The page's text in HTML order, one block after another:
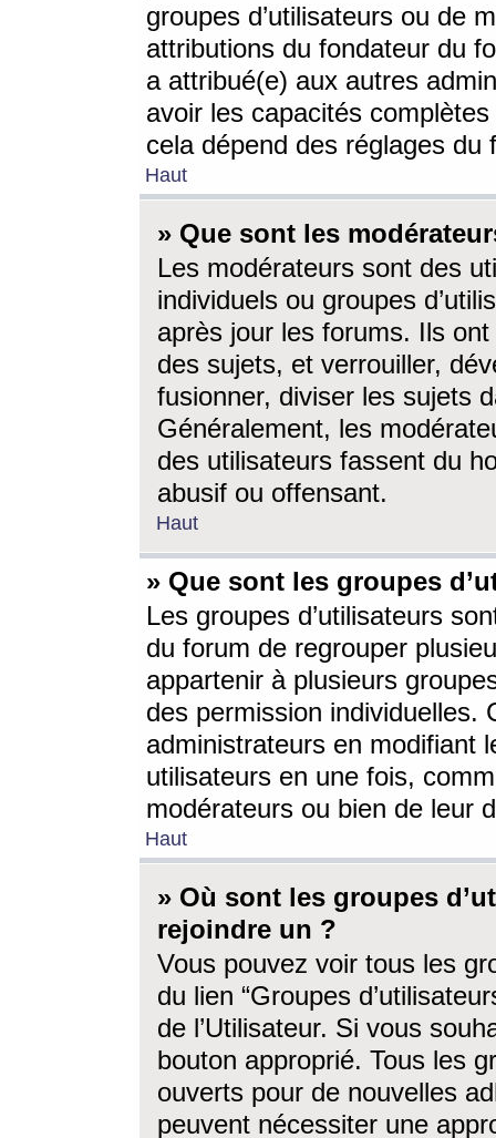
groupes d’utilisateurs ou de
attributions du fondateur du
a attribué(e) aux autres
avoir les capacités
cela dépend des réglages du
Haut
» Que sont les
Les modérateurs sont des
individuels ou groupes
après jour les forums. Ils ont
des sujets, et verrouiller,
fusionner, diviser les sujets
Généralement, les
des utilisateurs fassent du
abusif ou offensant.
Haut
» Que sont les groupes
Les groupes d’utilisateurs
du forum de regrouper
appartenir à plusieurs
des permission individuelles.
administrateurs en modifiant
utilisateurs en une fois,
modérateurs ou bien de leur
Haut
» Où sont les groupes
rejoindre un ?
Vous pouvez voir tous les
du lien “Groupes
de l’Utilisateur. Si vous
bouton approprié. Tous les
ouverts pour de nouvelles
peuvent nécessiter une